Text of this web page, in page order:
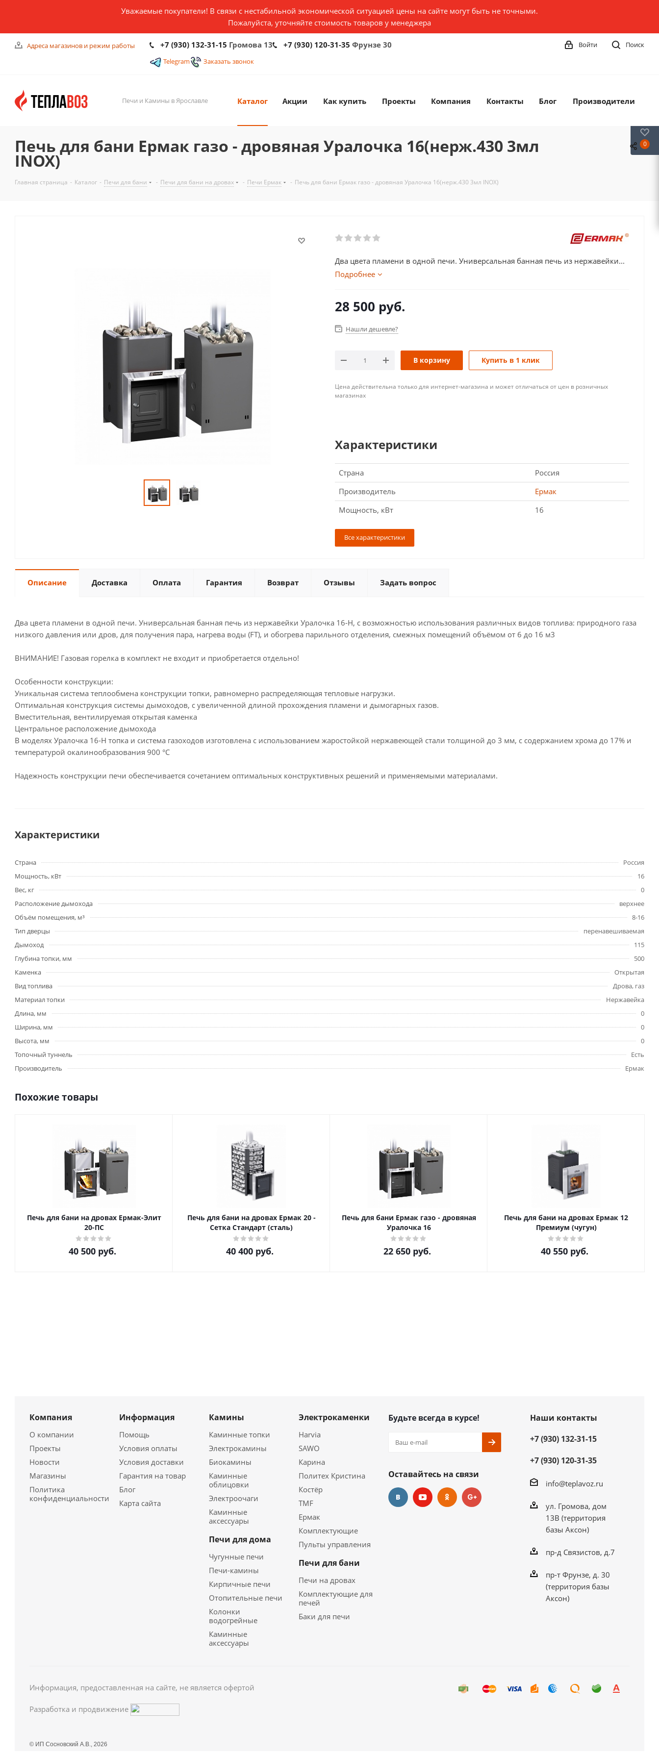
Уважаемые покупатели! В связи с нестабильной экономической ситуацией цены на сайте могут быть не точными.
Пожалуйста, уточняйте стоимость товаров у менеджера
Адреса магазинов и режим работы +7 (930) 132-31-15 Громова 13 +7 (930) 120-31-35 Фрунзе 30
Telegram Заказать звонок
Поиск
Войти
Печи и Камины в Ярославле Каталог Акции Как купить Проекты Компания Контакты Блог Производители
Печь для бани Ермак газо - дровяная Уралочка 16(нерж.430 3мл
INOX)
Главная страница - Каталог - Печи для бани - Печи для бани на дровах - Печи Ермак - Печь для бани Ермак газо - дровяная Уралочка 16(нерж.430 3мл INOX)
Два цвета пламени в одной печи. Универсальная банная печь из нержавейки...
Подробнее
28 500 руб.
Нашли дешевле?
В корзину Купить в 1 клик
Цена действительна только для интернет-магазина и может отличаться от цен в розничных
магазинах
Характеристики
Страна
Россия
Производитель
Ермак
Мощность, кВт
16
Все характеристики
Описание Доставка Оплата Гарантия Возврат Отзывы Задать вопрос
Два цвета пламени в одной печи. Универсальная банная печь из нержавейки Уралочка 16-Н, с возможностью использования различных видов топлива: природного газа
низкого давления или дров, для получения пара, нагрева воды (FT), и обогрева парильного отделения, смежных помещений объёмом от 6 до 16 м3
ВНИМАНИЕ! Газовая горелка в комплект не входит и приобретается отдельно!
Особенности конструкции:
Уникальная система теплообмена конструкции топки, равномерно распределяющая тепловые нагрузки.
Оптимальная конструкция системы дымоходов, с увеличенной длиной прохождения пламени и дымогарных газов.
Вместительная, вентилируемая открытая каменка
Центральное расположение дымохода
В моделях Уралочка 16-Н топка и система газоходов изготовлена с использованием жаростойкой нержавеющей стали толщиной до 3 мм, с содержанием хрома до 17% и
температурой окалинообразования 900 °C
Надежность конструкции печи обеспечивается сочетанием оптимальных конструктивных решений и применяемыми материалами.
Характеристики
Страна
Россия
Мощность, кВт
16
Вес, кг
0
Расположение дымохода
верхнее
Объём помещения, м³
8-16
Тип дверцы
перенавешиваемая
Дымоход
115
Глубина топки, мм
500
Каменка
Открытая
Вид топлива
Дрова, газ
Материал топки
Нержавейка
Длина, мм
0
Ширина, мм
0
Высота, мм
0
Топочный туннель
Есть
Производитель
Ермак
Похожие товары
Печь для бани на дровах Ермак-Элит
20-ПС
40 500руб.
Печь для бани на дровах Ермак 20 -
Сетка Стандарт (сталь)
40 400руб.
Печь для бани Ермак газо - дровяная
Уралочка 16
22 650руб.
Печь для бани на дровах Ермак 12
Премиум (чугун)
40 550руб.
Компания
О компании
Проекты
Новости
Магазины
Политика
конфиденциальности
Информация
Помощь
Условия оплаты
Условия доставки
Гарантия на товар
Блог
Карта сайта
Камины
Каминные топки
Электрокамины
Биокамины
Каминные
облицовки
Электроочаги
Каминные
аксессуары
Печи для дома
Чугунные печи
Печи-камины
Кирпичные печи
Отопительные печи
Колонки
водогрейные
Каминные
аксессуары
Электрокаменки
Harvia
SAWO
Карина
Политех Кристина
Костёр
TMF
Ермак
Комплектующие
Пульты управления
Печи для бани
Печи на дровах
Комплектующие для
печей
Баки для печи
Будьте всегда в курсе!
Оставайтесь на связи
Наши контакты
+7 (930) 132-31-15
+7 (930) 120-31-35
info@teplavoz.ru
ул. Громова, дом
13В (территория
базы Аксон)
пр-д Связистов, д.7
пр-т Фрунзе, д. 30
(территория базы
Аксон)
Информация, предоставленная на сайте, не является офертой
Разработка и продвижение
© ИП Сосновский А.В., 2026
0